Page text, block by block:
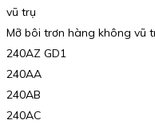
vũ trụ
Mỡ bôi trơn hàng không vũ
240AZ GD1
240AA
240AB
240AC